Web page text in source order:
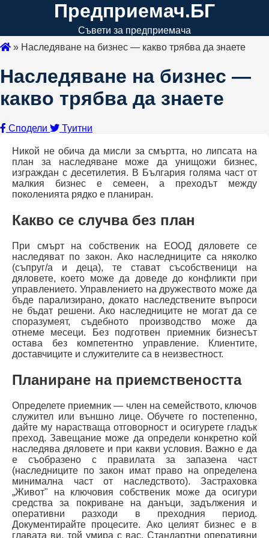
Предприемач.БГ
Съвети за предприемача
» Наследяване на бизнес — какво трябва да знаете
Наследяване на бизнес —
какво трябва да знаете
Сподели Туитни
Никой не обича да мисли за смъртта, но липсата на
план за наследяване може да унищожи бизнес,
изграждан с десетилетия. В България голяма част от
малкия бизнес е семеен, а преходът между
поколенията рядко е планиран.
Какво се случва без план
При смърт на собственик на ЕООД дяловете се
наследяват по закон. Ако наследниците са няколко
(съпруг/а и деца), те стават съсобственици на
дяловете, което може да доведе до конфликти при
управлението. Управлението на дружеството може да
бъде парализирано, докато наследствените въпроси
не бъдат решени. Ако наследниците не могат да се
споразумеят, съдебното производство може да
отнеме месеци. Без подготвен приемник бизнесът
остава без компетентно управление. Клиентите,
доставчиците и служителите са в неизвестност.
Планиране на приемствеността
Определете приемник — член на семейството, ключов
служител или външно лице. Обучете го постепенно,
дайте му нарастваща отговорност и осигурете гладък
преход. Завещание може да определи конкретно кой
наследява дяловете и при какви условия. Важно е да
е съобразено с правилата за запазена част
(наследниците по закон имат право на определена
минимална част от наследството). Застраховка
„Живот" на ключовия собственик може да осигури
средства за покриване на данъци, задължения и
оперативни разходи в преходния период.
Документирайте процесите. Ако целият бизнес е в
главата ви, той умира с вас. Стандартни оперативни